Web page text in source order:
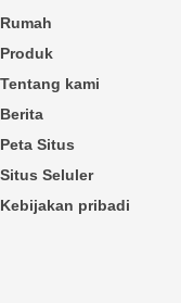
Rumah
Produk
Tentang kami
Berita
Peta Situs
Situs Seluler
Kebijakan pribadi